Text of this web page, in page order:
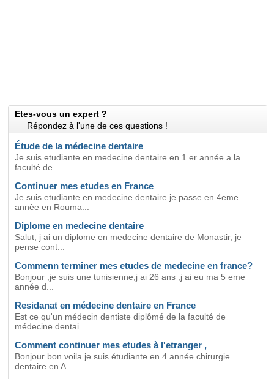
Etes-vous un expert ?
Répondez à l'une de ces questions !
Étude de la médecine dentaire
Je suis etudiante en medecine dentaire en 1 er année a la
faculté de...
Continuer mes etudes en France
Je suis etudiante en medecine dentaire je passe en 4eme
annèe en Rouma...
Diplome en medecine dentaire
Salut, j ai un diplome en medecine dentaire de Monastir, je
pense cont...
Commenn terminer mes etudes de medecine en france?
Bonjour ,je suis une tunisienne,j ai 26 ans ,j ai eu ma 5 eme
année d...
Residanat en médecine dentaire en France
Est ce qu'un médecin dentiste diplômé de la faculté de
médecine dentai...
Comment continuer mes etudes à l'etranger ,
Bonjour bon voila je suis étudiante en 4 année chirurgie
dentaire en A...